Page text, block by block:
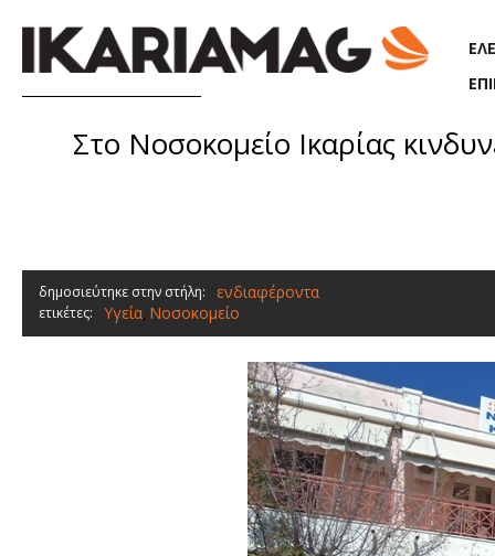
Στο Νοσοκομείο Ικαρίας
δημοσιεύτηκε στην στήλη: ενδιαφέροντα
ετικέτες: Υγεία, Νοσοκομείο